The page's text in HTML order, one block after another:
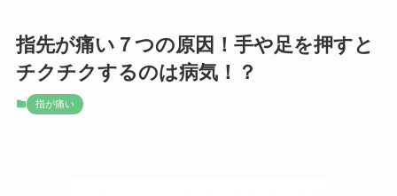
指先が痛い７つの原因！手や足を押すと
チクチクするのは病気！？
指が痛い